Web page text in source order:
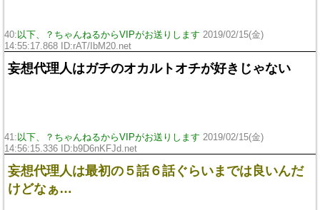
40: 以下、？ちゃんねるからVIPがお送りします 2019/02/15(金)
14:55:17.868 ID:rAT/IbM20.net
妄想代理人はガチのオカルトオチが好きじゃない
41: 以下、？ちゃんねるからVIPがお送りします 2019/02/15(金)
14:56:15.336 ID: b9D6nKFJd.net
妄想代理人は最初の５話６話ぐらいまでは良いんだ
けどなぁ…